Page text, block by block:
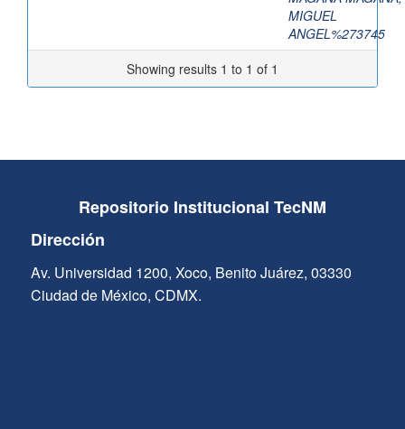
MIGUEL
ANGEL%273745
Showing results 1 to 1 of 1
Repositorio Institucional TecNM
Dirección
Av. Universidad 1200, Xoco, Benito Juárez, 03330
Ciudad de México, CDMX.